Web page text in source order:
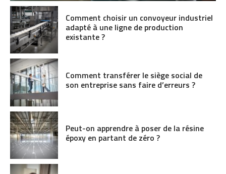
Comment choisir un convoyeur industriel
adapté à une ligne de production
existante ?
Comment transférer le siège social de
son entreprise sans faire d’erreurs ?
Peut-on apprendre à poser de la résine
époxy en partant de zéro ?